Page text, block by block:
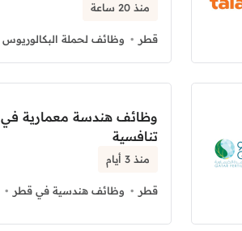
منذ 20 ساعة
قطر وظائف لحملة
وظائف هندسة معمارية في
تنافسية
منذ 3 أيام
قطر وظائف هندسية في قطر